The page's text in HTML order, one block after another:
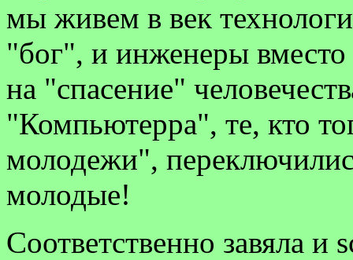
мы живем в век
"бог", и инженеры
на "спасение"
"Компьютерра", те, кто
молодежи",
молодые!
Соответственно завяла